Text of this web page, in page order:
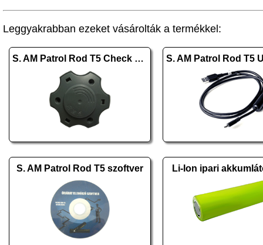
Leggyakrabban ezeket vásárolták a termékkel:
S. AM Patrol Rod T5 Check Point
S. AM Patrol Rod T5 szoftver Li-Ion ipari